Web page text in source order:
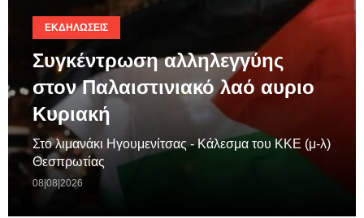
ΕΚΔΗΛΏΣΕΙΣ
Συγκέντρωση αλληλεγγύης
στον Παλαιστινιακό λαό αυριο
Κυριακή
Στο λιμανάκι Ηγουμενίτσας - Κάλεσμα του ΚΚΕ (μ-λ)
Θεσπρωτίας
08|08|2026